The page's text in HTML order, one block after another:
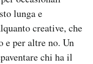
lunga e
creative, che
e per altre no. Un
chi ha il